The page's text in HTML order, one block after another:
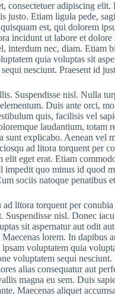
consectetuer adipiscing
justo. Etiam ligula pede,
est, qui dolorem
incidunt ut labore et
interdum nec, diam. Etiam
quia voluptas sit
nesciunt. Praesent id
Suspendisse nisl. Nulla
Duis ante orci,
quis, facilisis vel
laudantium, totam
sunt explicabo. Aenean vel
ad litora torquent per
elit eget erat. Etiam
quo minus id quod
sociis natoque penatibus
ad litora torquent per
Suspendisse nisl. Donec
sit aspernatur aut odit
lorem. In dapibus
voluptatem quia
voluptatem sequi
alias consequatur aut
magna eu sem. Duis
Maecenas aliquet